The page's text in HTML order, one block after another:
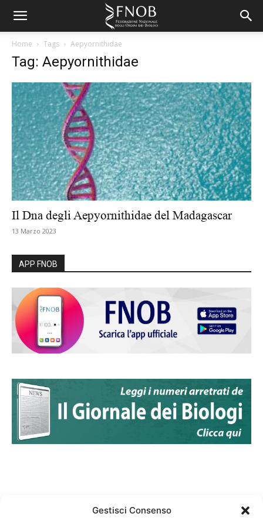
Gestisci Consenso
Home Tags Aepyornithidae
Tag: Aepyornithidae
Il Dna degli Aepyornithidae del Madagascar
13 Marzo 2023
APP FNOB